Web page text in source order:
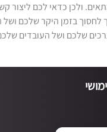
ולכן כדאי לכם ליצור
בזמן היקר שלכם ושל
שלכם ושל העובדים